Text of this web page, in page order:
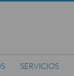
SERVICIOS